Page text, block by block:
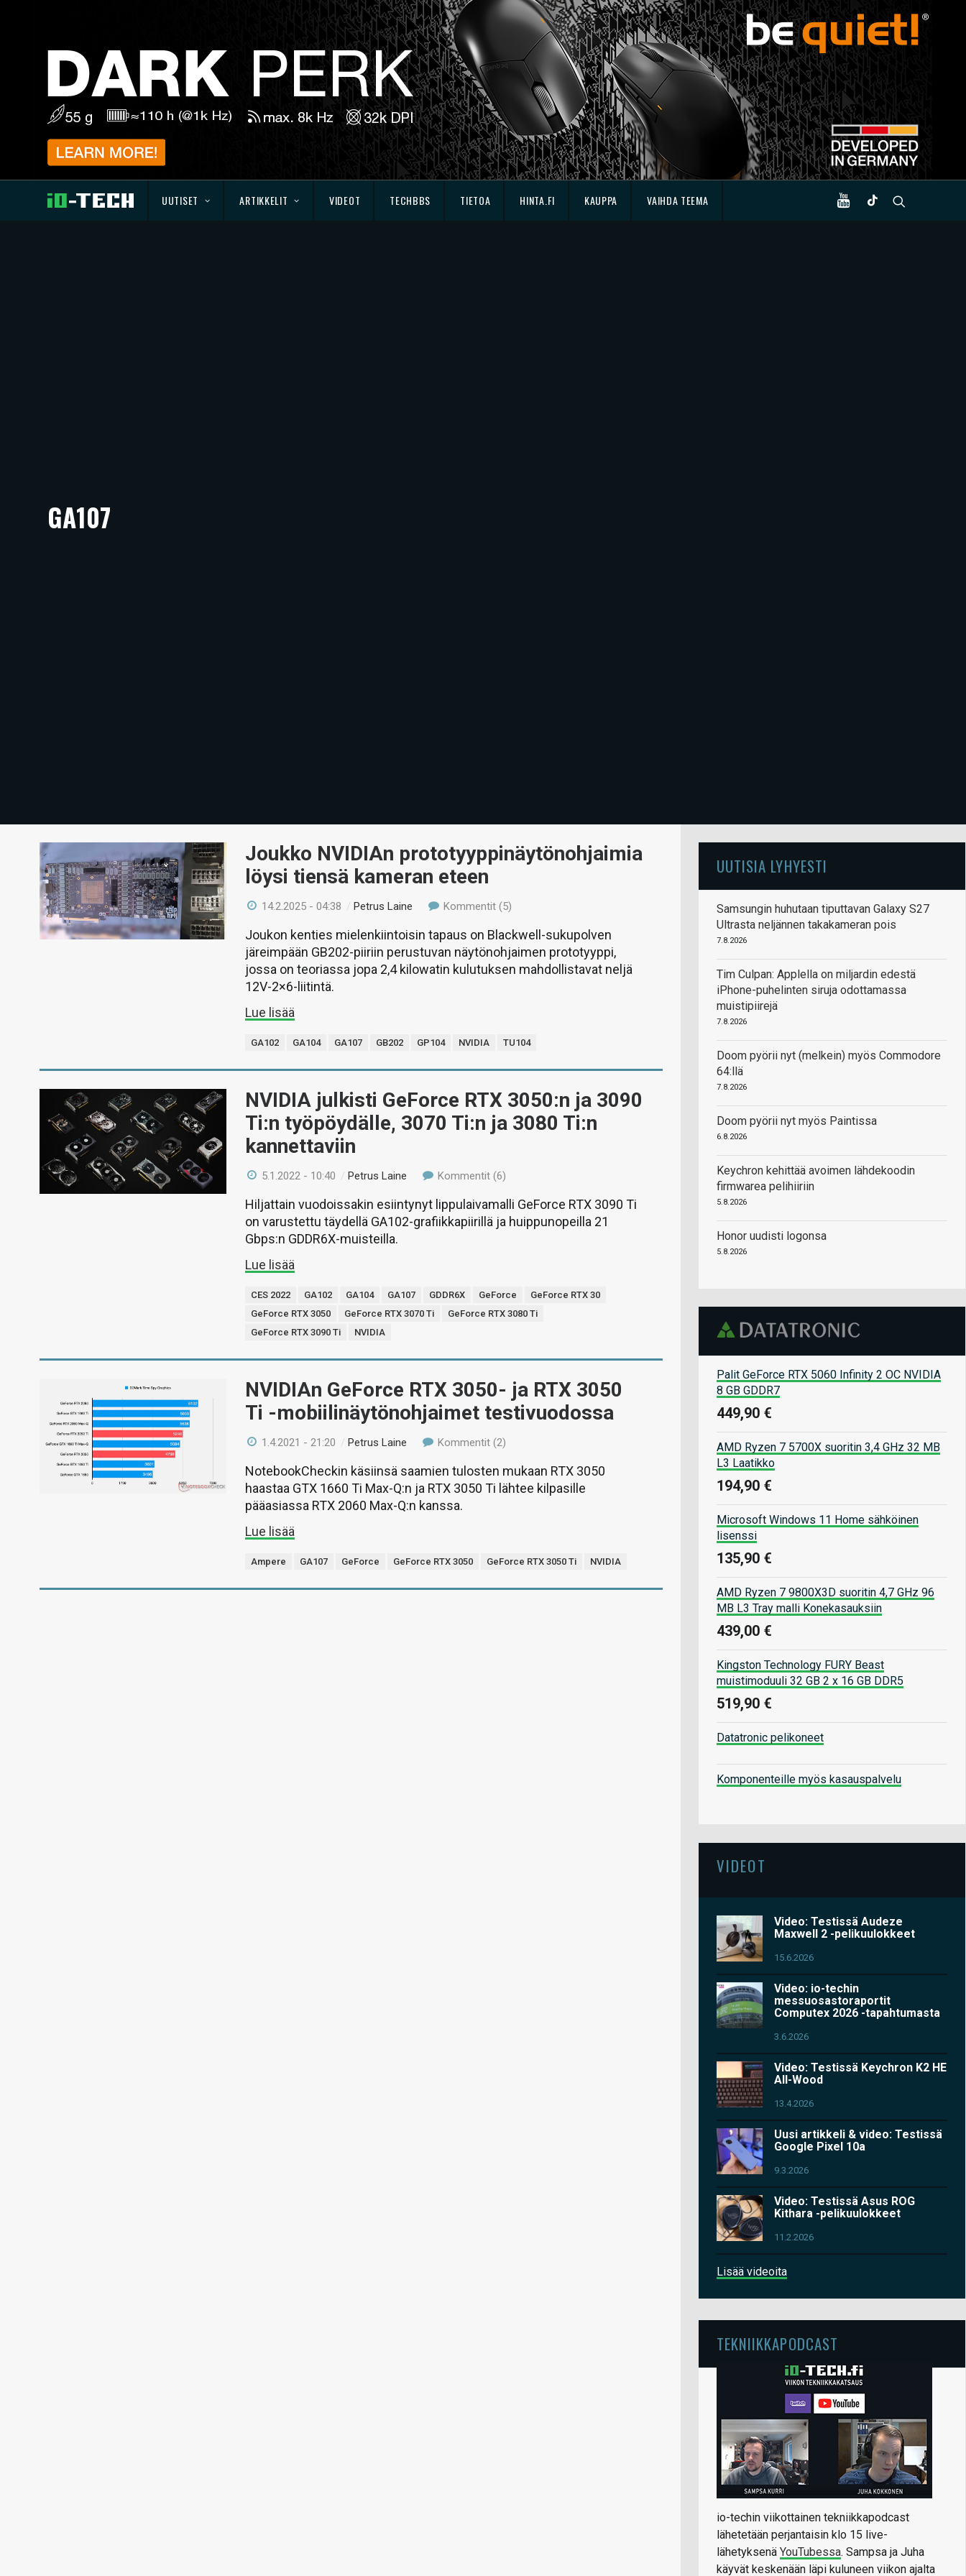
UUTISET ARTIKKELIT VIDEOT TECHBBS TIETOA HINTA.FI KAUPPA VAIHDA TEEMA
GA107
Joukko NVIDIAn prototyyppinäytönohjaimia
löysi tiensä kameran eteen
14.2.2025 - 04:38 /Petrus Laine Kommentit (5)
Joukon kenties mielenkiintoisin tapaus on Blackwell-sukupolven
järeimpään GB202-piiriin perustuvan näytönohjaimen prototyyppi,
jossa on teoriassa jopa 2,4 kilowatin kulutuksen mahdollistavat neljä
12V-2×6-liitintä.
Lue lisää
GA102 GA104 GA107 GB202 GP104 NVIDIA TU104
NVIDIA julkisti GeForce RTX 3050:n ja 3090
Ti:n työpöydälle, 3070 Ti:n ja 3080 Ti:n
kannettaviin
5.1.2022 - 10:40 /Petrus Laine Kommentit (6)
Hiljattain vuodoissakin esiintynyt lippulaivamalli GeForce RTX 3090 Ti
on varustettu täydellä GA102-grafiikkapiirillä ja huippunopeilla 21
Gbps:n GDDR6X-muisteilla.
Lue lisää
CES 2022 GA102 GA104 GA107 GDDR6X GeForce
GeForce RTX 30
GeForce RTX 3050
GeForce RTX 3070 Ti
GeForce RTX 3080 Ti
GeForce RTX 3090 Ti
NVIDIA
NVIDIAn GeForce RTX 3050- ja RTX 3050
Ti -mobiilinäytönohjaimet testivuodossa
1.4.2021 - 21:20 /Petrus Laine Kommentit (2)
NotebookCheckin käsiinsä saamien tulosten mukaan RTX 3050
haastaa GTX 1660 Ti Max-Q:n ja RTX 3050 Ti lähtee kilpasille
pääasiassa RTX 2060 Max-Q:n kanssa.
Lue lisää
Ampere GA107 GeForce GeForce RTX 3050 GeForce RTX 3050 Ti NVIDIA
UUTISIA LYHYESTI
Samsungin huhutaan tiputtavan Galaxy S27
Ultrasta neljännen takakameran pois
7.8.2026
Tim Culpan: Applella on miljardin edestä
iPhone-puhelinten siruja odottamassa
muistipiirejä
7.8.2026
Doom pyörii nyt (melkein) myös Commodore
64:llä
7.8.2026
Doom pyörii nyt myös Paintissa
6.8.2026
Keychron kehittää avoimen lähdekoodin
firmwarea pelihiiriin
5.8.2026
Honor uudisti logonsa
5.8.2026
Palit GeForce RTX 5060 Infinity 2 OC NVIDIA
8 GB GDDR7
449,90 €
AMD Ryzen 7 5700X suoritin 3,4 GHz 32 MB
L3 Laatikko
194,90 €
Microsoft Windows 11 Home sähköinen
lisenssi
135,90 €
AMD Ryzen 7 9800X3D suoritin 4,7 GHz 96
MB L3 Tray malli Konekasauksiin
439,00 €
Kingston Technology FURY Beast
muistimoduuli 32 GB 2 x 16 GB DDR5
519,90 €
Datatronic pelikoneet
Komponenteille myös kasauspalvelu
VIDEOT
Video: Testissä Audeze
Maxwell 2 -pelikuulokkeet
15.6.2026
Video: io-techin
messuosastoraportit
Computex 2026 -tapahtumasta
3.6.2026
Video: Testissä Keychron K2 HE
All-Wood
13.4.2026
Uusi artikkeli & video: Testissä
Google Pixel 10a
9.3.2026
Video: Testissä Asus ROG
Kithara -pelikuulokkeet
11.2.2026
Lisää videoita
TEKNIIKKAPODCAST
io-techin viikottainen tekniikkapodcast
lähetetään perjantaisin klo 15 live-
lähetyksenä YouTubessa. Sampsa ja Juha
käyvät keskenään läpi kuluneen viikon ajalta